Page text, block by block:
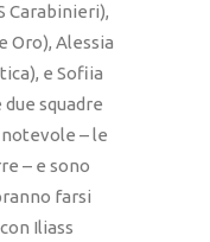
Carabinieri),
Oro), Alessia
e Sofiia
due squadre
– le
– e sono
farsi
Iliass